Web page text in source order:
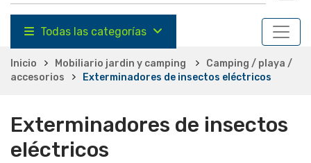
Todas las categorías
Inicio Mobiliario jardin y camping
Camping / playa /
accesorios
Exterminadores de insectos eléctricos
Exterminadores de insectos
eléctricos